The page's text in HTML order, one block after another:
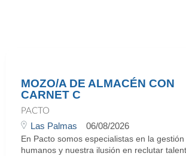
MOZO/A DE ALMACÉN CON
CARNET C
PACTO
Las Palmas 06/08/2026
En Pacto somos especialistas en la
humanos y nuestra ilusión en reclutar